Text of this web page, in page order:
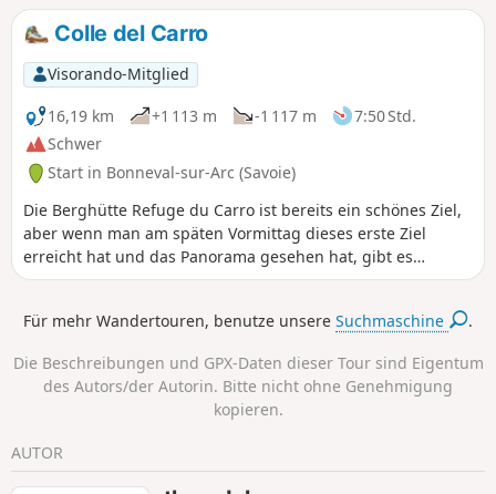
Start am Col de l'Iseran einen
Höhenunterschied von 300 m mehr,
aber dafür ist man auf 80 % der Strecke
ganz allein auf der Welt.
Colle del Carro
Visorando-Mitglied
16,19 km
+1 113 m -1 117 m
7:50 Std.
Schwer
Start in Bonneval-sur-Arc (Savoie)
Die Berghütte Refuge du Carro ist bereits ein schönes Ziel,
aber wenn man am späten Vormittag dieses erste Ziel
erreicht hat und das Panorama gesehen hat, gibt es
verschiedene Möglichkeiten, sich eine kleine Zugabe zu
Carro, wie man vor Ort lesen kann? Die Hunderte von
sicherlich Ihre Aufmerksamkeit auf sich ziehen, ebenso wie
das Panorama auf der italienischen Seite.
Für mehr Wandertouren, benutze unsereSuchmaschine .
Die Beschreibungen und GPX-Daten dieser Tour sind Eigentum
des Autors/der Autorin. Bitte nicht ohne Genehmigung
kopieren.
AUTOR